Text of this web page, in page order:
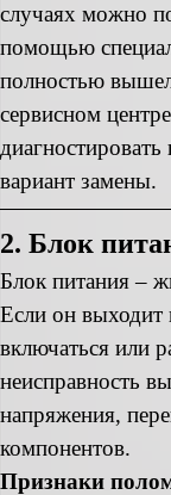
случаях можно
помощью
полностью
сервисном центре
вариант замены.
2. Блок
Блок питания –
Если он выходит
включаться или
неисправность
напряжения,
компонентов.
Признаки